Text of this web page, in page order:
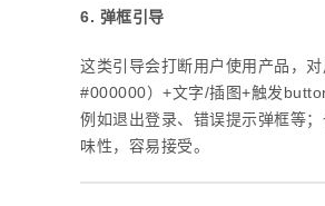
6. 弹框引导
这类引导会打断用户使用产品，
#000000）+文字/插图+触发
例如退出登录、错误提示弹框等
味性，容易接受。